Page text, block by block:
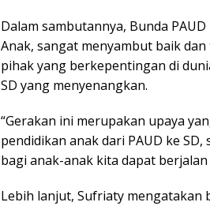
Dalam sambutannya, Bunda
Anak, sangat menyambut baik
pihak yang berkepentingan di
SD yang menyenangkan.
“Gerakan ini merupakan upaya
pendidikan anak dari PAUD ke
bagi anak-anak kita dapat
Lebih lanjut, Sufriaty mengatakan